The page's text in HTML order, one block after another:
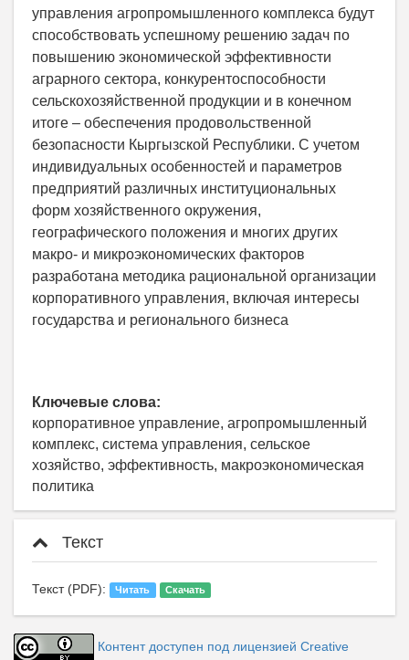
управления агропромышленного комплекса будут
способствовать успешному решению задач по
повышению экономической эффективности
аграрного сектора, конкурентоспособности
сельскохозяйственной продукции и в конечном
итоге – обеспечения продовольственной
безопасности Кыргызской Республики. С учетом
индивидуальных особенностей и параметров
предприятий различных институциональных
форм хозяйственного окружения,
географического положения и многих других
макро- и микроэкономических факторов
разработана методика рациональной организации
корпоративного управления, включая интересы
государства и регионального бизнеса
Ключевые слова:
корпоративное управление, агропромышленный
комплекс, система управления, сельское
хозяйство, эффективность, макроэкономическая
политика
Текст
Текст (PDF): Читать Скачать
Контент доступен под лицензией Creative